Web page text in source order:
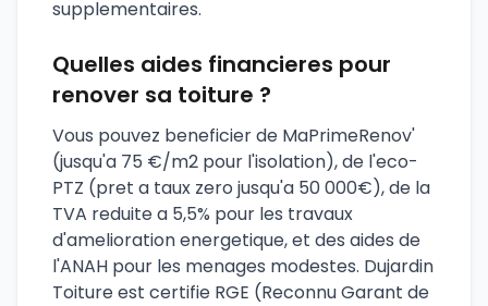
supplementaires.
Quelles aides financieres pour
renover sa toiture ?
Vous pouvez beneficier de MaPrimeRenov'
(jusqu'a 75 €/m2 pour l'isolation), de l'eco-
PTZ (pret a taux zero jusqu'a 50 000€), de la
TVA reduite a 5,5% pour les travaux
d'amelioration energetique, et des aides de
l'ANAH pour les menages modestes. Dujardin
Toiture est certifie RGE (Reconnu Garant de